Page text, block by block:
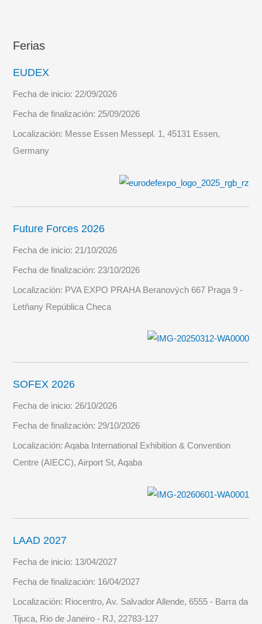
Ferias
EUDEX
Fecha de inicio: 22/09/2026
Fecha de finalización: 25/09/2026
Localización: Messe Essen Messepl. 1, 45131 Essen,
Germany
Future Forces 2026
Fecha de inicio: 21/10/2026
Fecha de finalización: 23/10/2026
Localización: PVA EXPO PRAHA Beranových 667 Praga 9 -
Letňany República Checa
SOFEX 2026
Fecha de inicio:26/10/2026
Fecha de finalización:29/10/2026
Localización:Aqaba International Exhibition & Convention
Centre (AIECC), Airport St, Aqaba
LAAD 2027
Fecha de inicio: 13/04/2027
Fecha de finalización: 16/04/2027
Localización: Riocentro, Av. Salvador Allende, 6555 - Barra da
Tijuca, Rio de Janeiro - RJ, 22783-127